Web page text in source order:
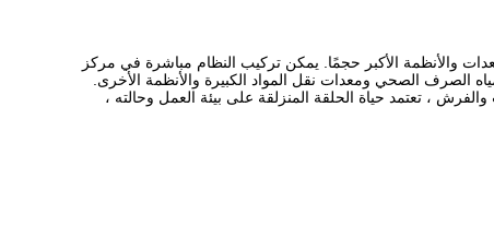
والأنظمة الأكبر حجمًا. يمكن تركيب النظام مباشرة في مركز
الصرف الصحي ومعدات نقل المواد الكبيرة والأنظمة الأخرى.
، تعتمد حياة الحلقة المنزلقة على بيئة العمل وحالته ،